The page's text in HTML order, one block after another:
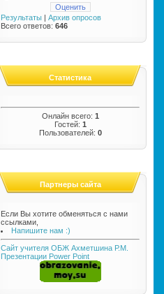
Результаты | Архив опросов
Всего ответов: 646
Статистика
Онлайн всего: 1
Гостей: 1
Пользователей: 0
Партнеры сайта
Если Вы хотите обменяться с нами
ссылками,
Напишите нам :)
Сайт учителя ОБЖ Ахметшина Р.М.
Презентации Power Point